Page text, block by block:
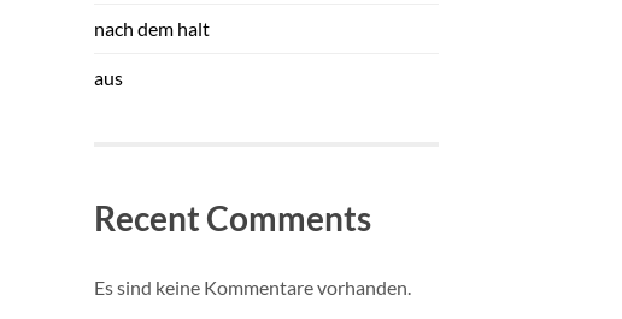
nach dem halt
aus
Recent Comments
Es sind keine Kommentare vorhanden.